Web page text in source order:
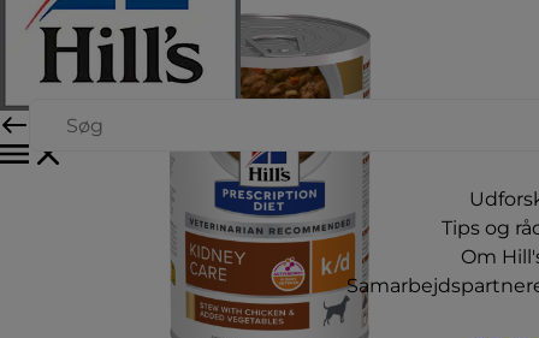
Tips og
Om